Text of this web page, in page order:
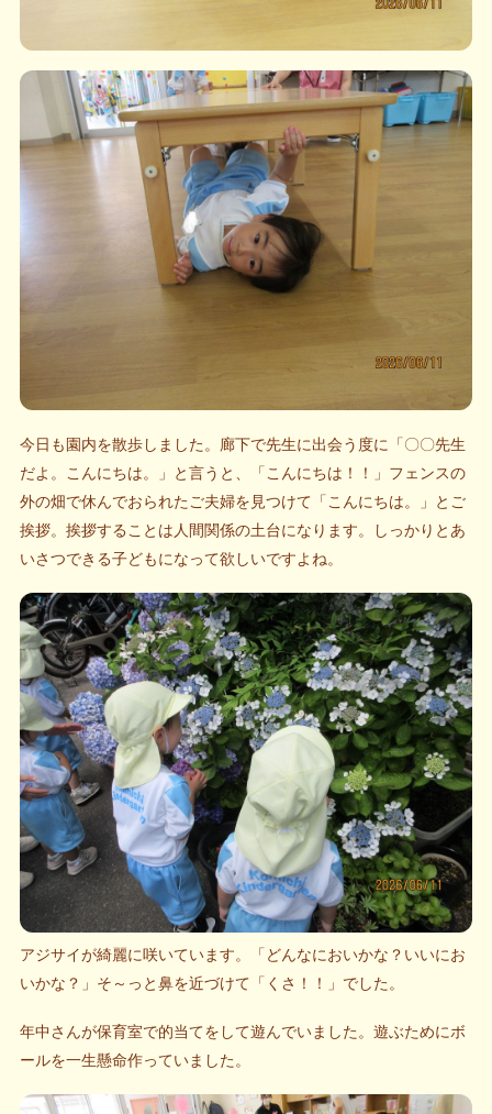
今日も園内を散歩しました。廊下で先生に出会う度に「〇〇先生
だよ。こんにちは。」と言うと、「こんにちは！！」フェンスの
外の畑で休んでおられたご夫婦を見つけて「こんにちは。」とご
挨拶。挨拶することは人間関係の土台になります。しっかりとあ
いさつできる子どもになって欲しいですよね。
アジサイが綺麗に咲いています。「どんなにおいかな？いいにお
いかな？」そ～っと鼻を近づけて「くさ！！」でした。
年中さんが保育室で的当てをして遊んでいました。遊ぶためにボ
ールを一生懸命作っていました。